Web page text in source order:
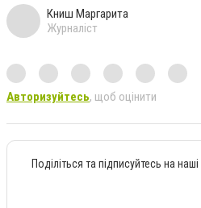
Книш Маргарита
Журналіст
Авторизуйтесь, щоб оцінити
Поділіться та підписуйтесь на